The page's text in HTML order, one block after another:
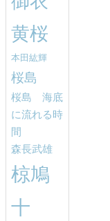
黄桜
本田紘輝
桜島
桜島 海底
に流れる時
間
森長武雄
椋鳩
十